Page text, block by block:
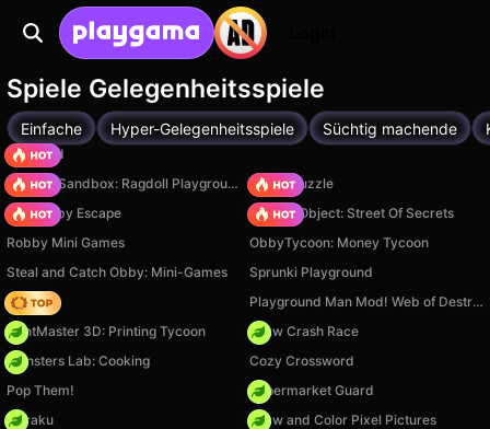
Spiele Gelegenheitsspiele
Einfache Hyper-Gelegenheitsspiele Süchtig machende
TB World
Sprunki Sandbox: Ragdoll Playground Mode
Arrow Puzzle
Your Obby Escape
Hidden Object: Street Of Secrets
Robby Mini Games
ObbyTycoon: Money Tycoon
Steal and Catch Obby: Mini-Games
Sprunki Playground
Hedgies
Playground Man Mod! Web of Destruction!
PrintMaster 3D: Printing Tycoon
Draw Crash Race
Monsters Lab: Cooking
Cozy Crossword
Pop Them!
Supermarket Guard
Floraku
Draw and Color Pixel Pictures